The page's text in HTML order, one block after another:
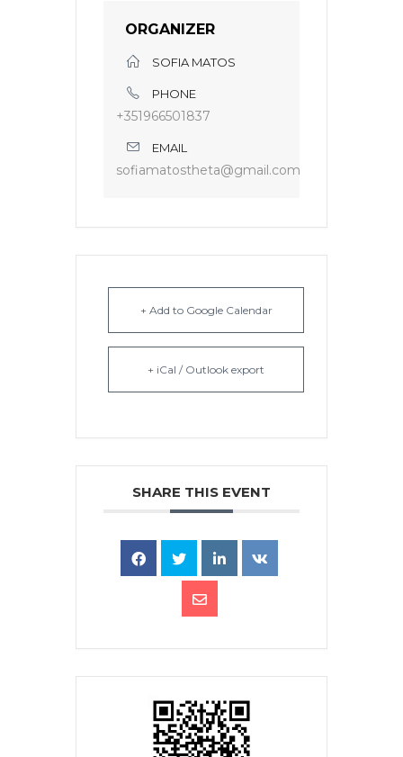
ORGANIZER
SOFIA MATOS
PHONE
+351966501837
EMAIL
sofiamatostheta@gmail.com
+ Add to Google Calendar
+ iCal / Outlook export
SHARE THIS EVENT